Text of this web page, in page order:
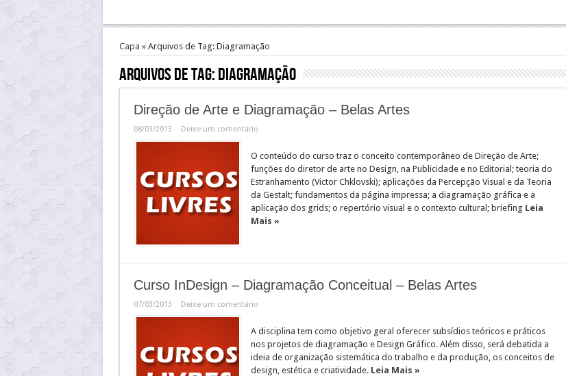
Capa » Arquivos de Tag: Diagramação
Arquivos de Tag:Diagramação
Direção de Arte e Diagramação – Belas Artes
08/03/2013 Deixe um comentário
O conteúdo do curso traz o conceito contemporâneo de Direção de Arte;
funções do diretor de arte no Design, na Publicidade e no Editorial; teoria do
Estranhamento (Victor Chklovski); aplicações da Percepção Visual e da Teoria
da Gestalt; fundamentos da página impressa; a diagramação gráfica e a
aplicação dos grids; o repertório visual e o contexto cultural; briefing Leia
Mais »
Curso InDesign – Diagramação Conceitual – Belas Artes
07/03/2013 Deixe um comentário
A disciplina tem como objetivo geral oferecer subsídios teóricos e práticos
nos projetos de diagramação e Design Gráfico. Além disso, será debatida a
ideia de organização sistemática do trabalho e da produção, os conceitos de
design, estética e criatividade. Leia Mais »